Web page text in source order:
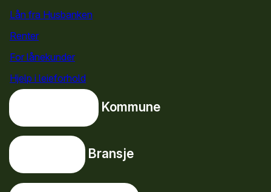
Lån fra Husbanken
Renter
For lånekunder
Hjelp i leieforhold
Kommune
Bransje